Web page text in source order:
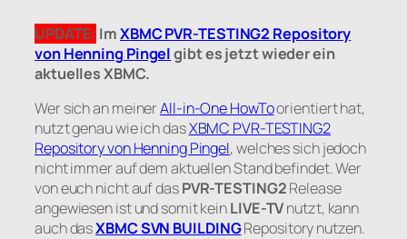
UPDATE: ImXBMC PVR-TESTING2 Repository
von Henning Pingelgibt es jetzt wieder ein
aktuelles XBMC.
Wer sich an meinerAll-in-One HowToorientiert hat,
nutzt genau wie ich dasXBMC PVR-TESTING2
Repository von Henning Pingel, welches sich jedoch
nicht immer auf dem aktuellen Stand befindet. Wer
von euch nicht auf dasPVR-TESTING2Release
angewiesen ist und somit keinLIVE-TVnutzt, kann
auch dasXBMC SVN BUILDINGRepository nutzen.